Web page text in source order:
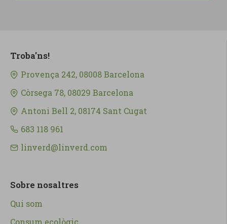
Troba'ns!
Provença 242, 08008 Barcelona
Còrsega 78, 08029 Barcelona
Antoni Bell 2, 08174 Sant Cugat
683 118 961
linverd@linverd.com
Sobre nosaltres
Qui som
Consum ecològic